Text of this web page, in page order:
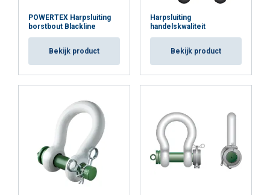
POWERTEX Harpsluiting
borstbout Blackline
Bekijk product
Harpsluiting
handelskwaliteit
Bekijk product